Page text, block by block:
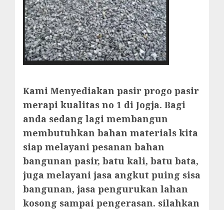
Kami Menyediakan pasir progo pasir
merapi kualitas no 1 di Jogja. Bagi
anda sedang lagi membangun
membutuhkan bahan materials kita
siap melayani pesanan bahan
bangunan pasir, batu kali, batu bata,
juga melayani jasa angkut puing sisa
bangunan, jasa pengurukan lahan
kosong sampai pengerasan. silahkan